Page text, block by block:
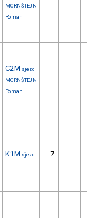
MORNŠTEJN
Roman
C2M sjezd
MORNŠTEJN
Roman
K1M sjezd 7.